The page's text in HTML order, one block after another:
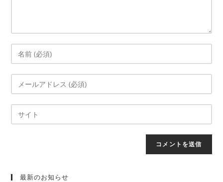
最新のお知らせ